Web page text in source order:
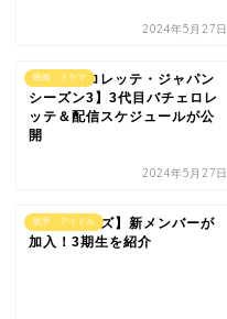
2024年5月27日
映画・ドラマ
【バチェロレッテ・ジャパン
シーズン3】3代目バチェロレ
ッテ＆配信スケジュールが公
開
2024年5月27日
歌手・アイドル
【フジコーズ】新メンバーが
加入！3期生を紹介